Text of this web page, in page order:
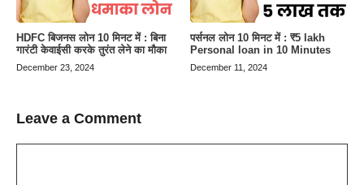
HDFC बिजनस लोन 10 मिनट में : बिना
गारंटी केवाईसी करके तुरंत लेने का मौका
December 23, 2024
पर्सनल लोन 10 मिनट में : ₹5 lakh
Personal loan in 10 Minutes
December 11, 2024
Leave a Comment